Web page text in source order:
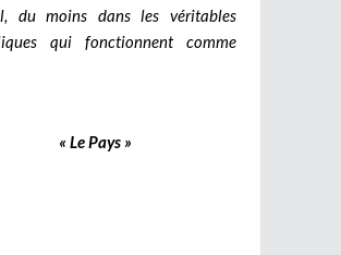
du moins dans les véritables
qui fonctionnent comme
« Le Pays »